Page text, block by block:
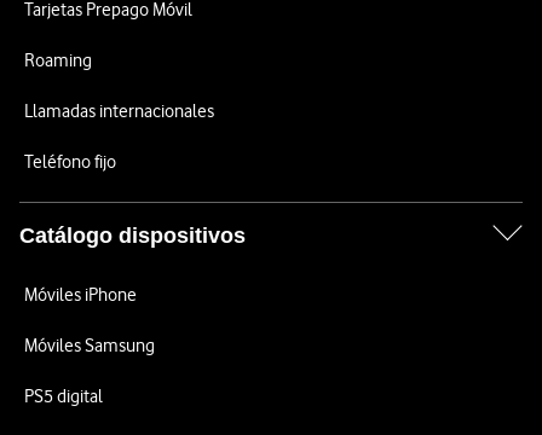
Tarjetas Prepago Móvil
Roaming
Llamadas internacionales
Teléfono fijo
Catálogo dispositivos
Móviles iPhone
Móviles Samsung
PS5 digital